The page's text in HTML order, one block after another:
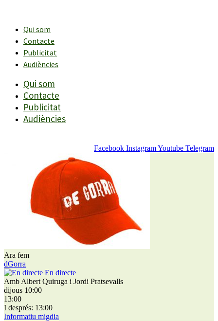
contingutQui som
Contacte
Publicitat
Audiències
Qui som
Contacte
Publicitat
Audiències
Facebook InstagramYoutube Telegram
Ara fem
dGorra
En directe
Amb Albert Quiruga i Jordi Pratsevalls
dijous 10:00
13:00
I després: 13:00
Informatiu migdia